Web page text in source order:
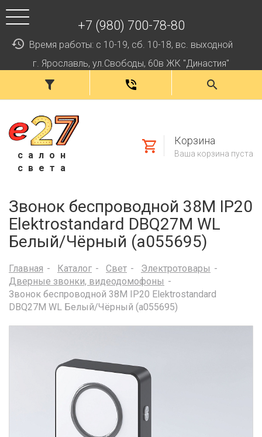
+7 (980) 700-78-80
Время работы: с 10-19, сб. 10-18, вс. выходной
г. Ярославль, ул.Свободы, 60в ЖК "Династия"
салон
света
Корзина
Ваша корзина пуста
Звонок беспроводной 38M IP20
Elektrostandard DBQ27M WL
Белый/Чёрный (a055695)
Главная Каталог Свет
Электротовары
Дверные звонки, видеодомофоны
Звонок беспроводной 38M IP20 Elektrostandard
DBQ27M WL Белый/Чёрный (a055695)